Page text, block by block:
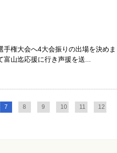
権大会へ4大会振りの出場を決め
山迄応援に行き声援を送...
7 8 9 10 11 12